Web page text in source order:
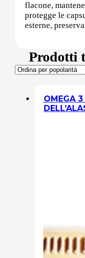
flacone,
protegge le
esterne,
Prodotti
OMEGA